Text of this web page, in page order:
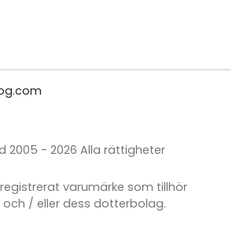
2005 - 2026 Alla rättigheter
varumärke som tillhör
och / eller dess dotterbolag.